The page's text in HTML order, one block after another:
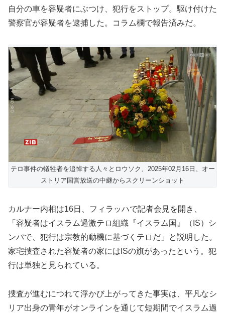
自分の車を容疑者にぶつけ、犯行をストップ。駆け付けた
警察官が容疑者を逮捕した。コラム欄で報告済みだ。
テロ事件の犠牲者を追悼する人々とロウソク、2025年02月16日、オー
ストリア国営放送の中継からスクリーンショット
カルナー内相は16日、フィラッハで記者会見を開き、
「容疑者はイスラム過激テロ組織『イスラム国』（IS）シ
ンパで、犯行は宗教的動機に基づくテロだ」と説明した。
家宅捜査された容疑者の家にはISの旗があったという。犯
行は単独と見られている。
捜査が進むにつれて浮かび上がってきた事実は、平凡なシ
リア出身の青年がオンラインを通じて短期間でイスラム過